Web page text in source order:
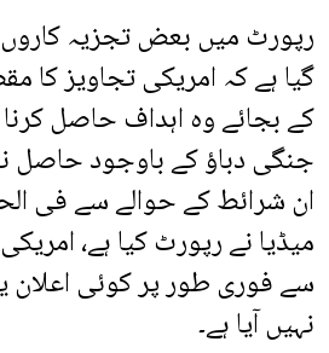
رپورٹ میں بعض تجزیہ
گیا ہے کہ امریکی تجاویز کا
کے بجائے وہ اہداف حاصل
جنگی دباؤ کے باوجود حاصل
ان شرائط کے حوالے سے فی
میڈیا نے رپورٹ کیا ہے،
سے فوری طور پر کوئی اعلان
نہیں آیا ہے۔